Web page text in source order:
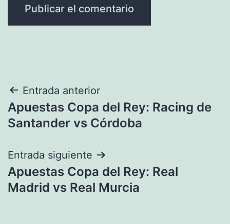
Navegación
de
Entrada anterior
Apuestas Copa del Rey: Racing de
Santander vs Córdoba
Entrada siguiente
Apuestas Copa del Rey: Real
Madrid vs Real Murcia